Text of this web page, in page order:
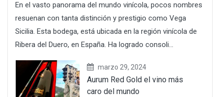
En el vasto panorama del mundo vinícola, pocos nombres
resuenan con tanta distinción y prestigio como Vega
Sicilia. Esta bodega, está ubicada en la región vinícola de
Ribera del Duero, en España. Ha logrado consoli...
marzo 29, 2024
Aurum Red Gold el vino más
caro del mundo